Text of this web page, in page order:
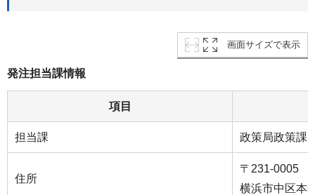
画面サイズで表示
発注担当課情報
項目
担当課 政策局政策課
住所
〒231-0005
横浜市中区本